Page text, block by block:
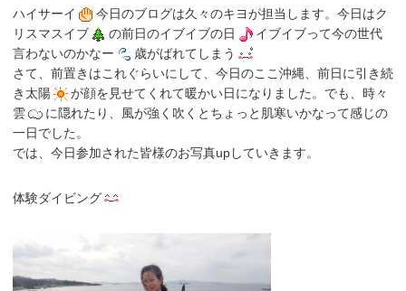
ハイサーイ
今日のブログは久々のキヨが担当します。今日はク
リスマスイブ
の前日のイブイブの日
イブイブって今の世代
言わないのかなー
歳がばれてしまう
さて、前置きはこれぐらいにして、今日のここ沖縄、前日に引き続
き太陽
が顔を見せてくれて暖かい日になりました。でも、時々
雲
に隠れたり、風が強く吹くとちょっと肌寒いかなって感じの
一日でした。
では、今日参加された皆様のお写真upしていきます。
体験ダイビング